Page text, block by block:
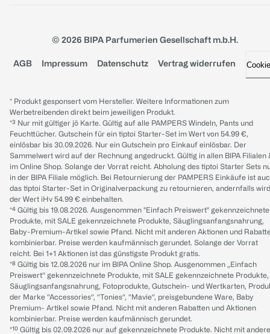
© 2026 BIPA Parfumerien Gesellschaft m.b.H.
AGB Impressum Datenschutz Vertrag widerrufen
* Produkt gesponsert vom Hersteller. Weitere Informationen zum
Werbetreibenden direkt beim jeweiligen Produkt.
*³ Nur mit gültiger jö Karte. Gültig auf alle PAMPERS Windeln, Pants und
Feuchttücher. Gutschein für ein tiptoi Starter-Set im Wert von 54.99 €,
einlösbar bis 30.09.2026. Nur ein Gutschein pro Einkauf einlösbar. Der
Sammelwert wird auf der Rechnung angedruckt. Gültig in allen BIPA Filialen
im Online Shop. Solange der Vorrat reicht. Abholung des tiptoi Starter Sets
in der BIPA Filiale möglich. Bei Retournierung der PAMPERS Einkäufe ist
das tiptoi Starter-Set in Originalverpackung zu retournieren, andernfalls wird
der Wert iHv 54.99 € einbehalten.
*⁴ Gültig bis 19.08.2026. Ausgenommen "Einfach Preiswert" gekennzeichnete
Produkte, mit SALE gekennzeichnete Produkte, Säuglingsanfangsnahrung,
Baby-Premium-Artikel sowie Pfand. Nicht mit anderen Aktionen und
kombinierbar. Preise werden kaufmännisch gerundet. Solange der Vorrat
reicht. Bei 1+1 Aktionen ist das günstigste Produkt gratis.
*⁸ Gültig bis 12.08.2026 nur im BIPA Online Shop. Ausgenommen „Einfach
Preiswert“ gekennzeichnete Produkte, mit SALE gekennzeichnete Produkte,
Säuglingsanfangsnahrung, Fotoprodukte, Gutschein- und Wertkarten,
der Marke “Accessories“, “Tonies“, “Mavie“, preisgebundene Ware, Baby
Premium- Artikel sowie Pfand. Nicht mit anderen Rabatten und Aktionen
kombinierbar. Preise werden kaufmännisch gerundet.
*¹⁰ Gültig bis 02.09.2026 nur auf gekennzeichnete Produkte. Nicht mit